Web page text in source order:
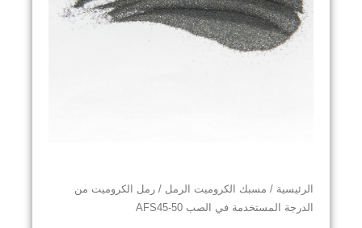
الرئيسية / مسبك الكروميت الرمل / رمل الكروميت من
الدرجة المستخدمة في الصب AFS45-50